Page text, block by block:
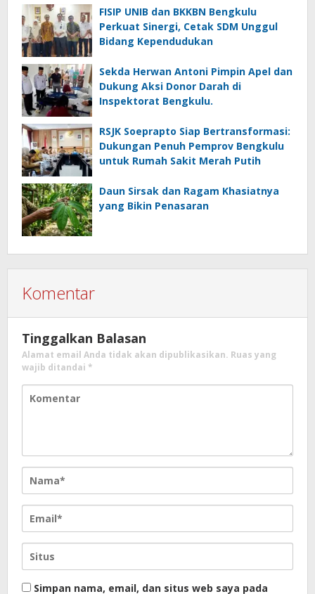
FISIP UNIB dan BKKBN Bengkulu
Perkuat Sinergi, Cetak SDM Unggul
Bidang Kependudukan
Sekda Herwan Antoni Pimpin Apel dan
Dukung Aksi Donor Darah di
Inspektorat Bengkulu.
RSJK Soeprapto Siap Bertransformasi:
Dukungan Penuh Pemprov Bengkulu
untuk Rumah Sakit Merah Putih
Daun Sirsak dan Ragam Khasiatnya
yang Bikin Penasaran
Komentar
Tinggalkan Balasan
Alamat email Anda tidak akan dipublikasikan. Ruas yang
wajib ditandai *
Simpan nama, email, dan situs web saya pada